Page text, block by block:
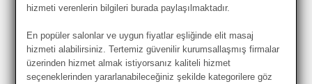
hizmeti verenlerin bilgileri burada paylaşılmaktadır.
En popüler salonlar ve uygun fiyatlar eşliğinde elit masaj
hizmeti alabilirsiniz. Tertemiz güvenilir kurumsallaşmış firmalar
üzerinden hizmet almak istiyorsanız kaliteli hizmet
seçeneklerinden yararlanabileceğiniz şekilde kategorilere göz